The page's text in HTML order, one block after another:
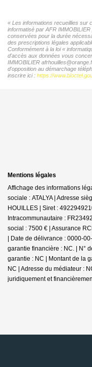
« Les informations recueillies sur
informatisé par AFR
conservées pour la durée
des prescriptions légales
Conformément à la loi «
d'accès aux données vous
IMMOBILIER
d'opposition au démarchage
inscrire ici : https://
Mentions légales
Affichage des informations
sociale : ATALYA | Adresse
HOUILLES | Siret :
Intracommunautaire :
social : 7500 € | Assurance
| Date de délivrance : 0000-
garantie financière : NC. | N°
garantie : NC | Montant de la
NC | Adresse du médiateur :
juridiquement et